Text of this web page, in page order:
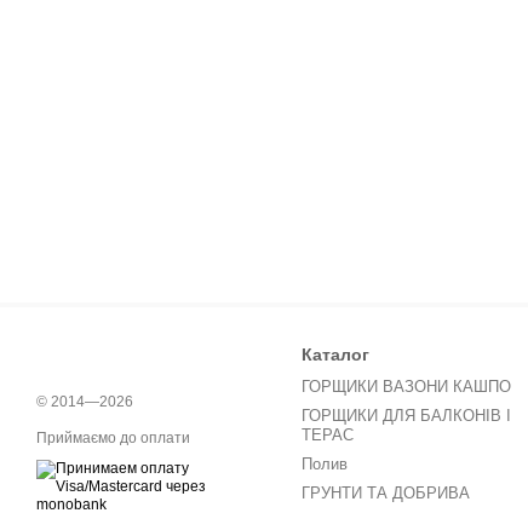
© 2014—2026
Приймаємо до оплати
Каталог
ГОРЩИКИ ВАЗОНИ КАШПО
ГОРЩИКИ ДЛЯ БАЛКОНІВ І
ТЕРАС
Полив
ГРУНТИ ТА ДОБРИВА